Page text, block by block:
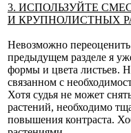
3. ИСПОЛЬЗУЙТЕ
И КРУПНОЛИСТНЫХ
Невозможно
предыдущем разделе я
формы и цвета листьев.
связанном с
Хотя судья не может
растений, необходимо
повышения контраста.